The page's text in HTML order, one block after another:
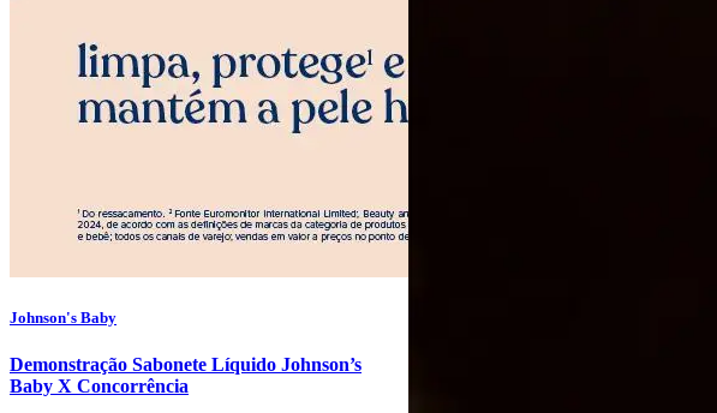
Johnson's Baby
Demonstração Sabonete Líquido Johnson’s
Baby X Concorrência